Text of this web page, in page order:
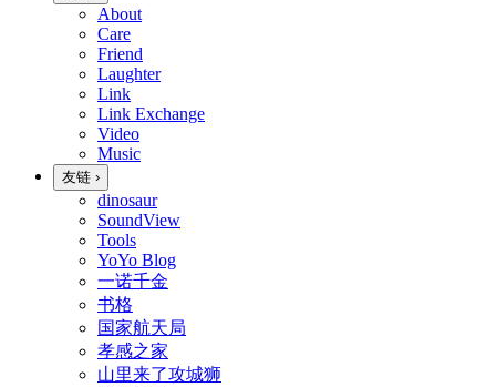
About
Care
Friend
Laughter
Link
Link Exchange
Video
Music
友链 ›
dinosaur
SoundView
Tools
YoYo Blog
一诺千金
书格
国家航天局
孝感之家
山里来了攻城狮